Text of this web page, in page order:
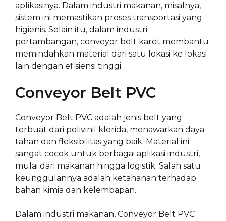
aplikasinya. Dalam industri makanan, misalnya,
sistem ini memastikan proses transportasi yang
higienis. Selain itu, dalam industri
pertambangan, conveyor belt karet membantu
memindahkan material dari satu lokasi ke lokasi
lain dengan efisiensi tinggi.
Conveyor Belt PVC
Conveyor Belt PVC adalah jenis belt yang
terbuat dari polivinil klorida, menawarkan daya
tahan dan fleksibilitas yang baik. Material ini
sangat cocok untuk berbagai aplikasi industri,
mulai dari makanan hingga logistik. Salah satu
keunggulannya adalah ketahanan terhadap
bahan kimia dan kelembapan.
Dalam industri makanan, Conveyor Belt PVC